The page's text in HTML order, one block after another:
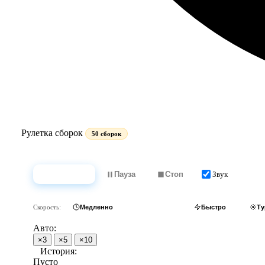
Рулетка сборок 50 сборок
Пауза Стоп Звук
Скорость: Медленно Быстро
Авто:
×3 ×5 ×10
История:
Пусто